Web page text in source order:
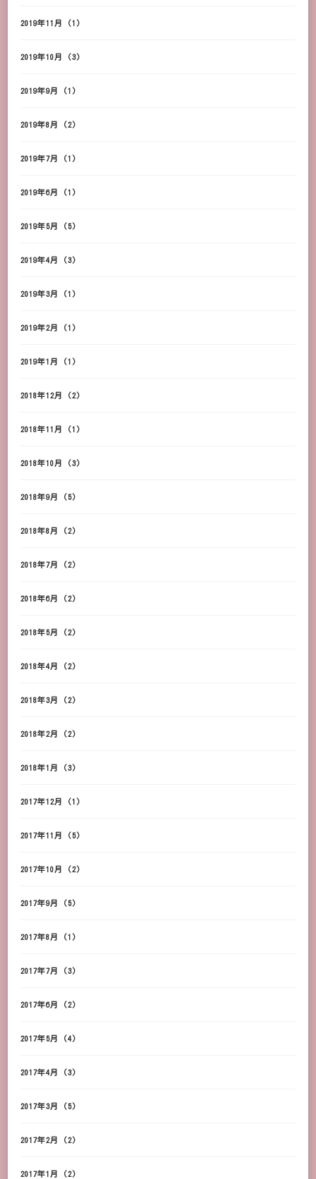
2019年11月 (1)
2019年10月 (3)
2019年9月 (1)
2019年8月 (2)
2019年7月 (1)
2019年6月 (1)
2019年5月 (5)
2019年4月 (3)
2019年3月 (1)
2019年2月 (1)
2019年1月 (1)
2018年12月 (2)
2018年11月 (1)
2018年10月 (3)
2018年9月 (5)
2018年8月 (2)
2018年7月 (2)
2018年6月 (2)
2018年5月 (2)
2018年4月 (2)
2018年3月 (2)
2018年2月 (2)
2018年1月 (3)
2017年12月 (1)
2017年11月 (5)
2017年10月 (2)
2017年9月 (5)
2017年8月 (1)
2017年7月 (3)
2017年6月 (2)
2017年5月 (4)
2017年4月 (3)
2017年3月 (5)
2017年2月 (2)
2017年1月 (2)